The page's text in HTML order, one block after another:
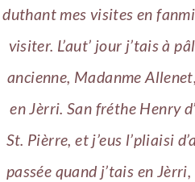
duthant mes visites en
visiter. L’aut’ jour j’tais à
ancienne, Madanme
en Jèrri. San fréthe Henry
St. Pièrre, et j’eus l’pliaisi
passée quand j’tais en Jèrri,